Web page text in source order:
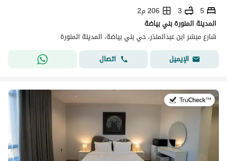
5
3
206 م2
المدينة المنورة بني بياضة
شارع مبشر ابن عبدالمنذر، حي بني بياضة، المدينة المنورة
الإيميل
اتصال